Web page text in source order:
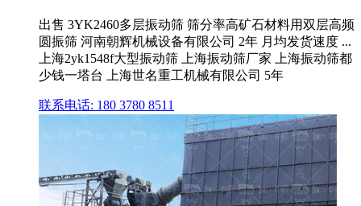
出售 3YK2460多层振动筛 筛分率高矿石材料用双层高频
圆振筛 河南朝辉机械设备有限公司 2年 月均发货速度 ...
上海2yk1548f大型振动筛 上海振动筛厂家 上海振动筛都
少钱一塔台 上海世名重工机械有限公司 5年
联系电话: 180 3780 8511